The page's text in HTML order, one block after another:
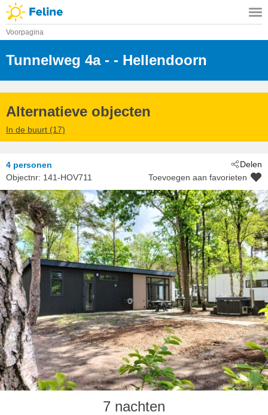
Voorpagina
Tunnelweg 4a -
- 7448 RW
- Hellendoorn
Alternatieve objecten
In de buurt (17)
Delen
4 personen
Objectnr: 141-HOV711 Toevoegen aan favorieten
7 nachten